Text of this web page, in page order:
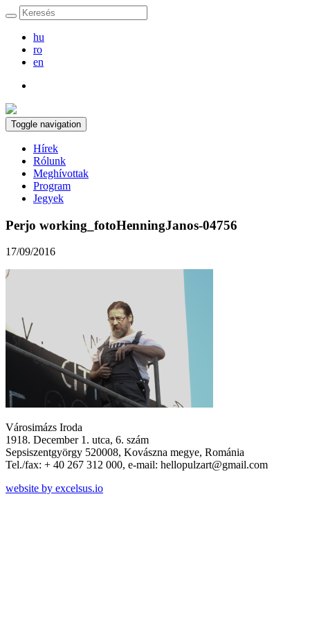
hu
ro
en
Toggle navigation
Hírek
Rólunk
Meghívottak
Program
Jegyek
Perjo working_fotoHenningJanos-04756
17/09/2016
Városimázs Iroda
1918. December 1. utca, 6. szám
Sepsiszentgyörgy 520008, Kovászna megye, Románia
Tel./fax: + 40 267 312 000, e-mail: hellopulzart@gmail.com
website by excelsus.io